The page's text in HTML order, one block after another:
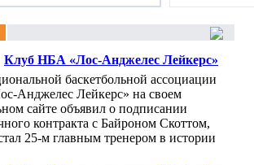
Клуб НБА «Лос-Анджелес Лейкерс»
объявил имя нового главного тренера
баскетбольной ассоциации
Анджелес Лейкерс» на своем
сайте объявил о подписании
контракта с Байроном Скоттом,
25-м главным тренером в истории